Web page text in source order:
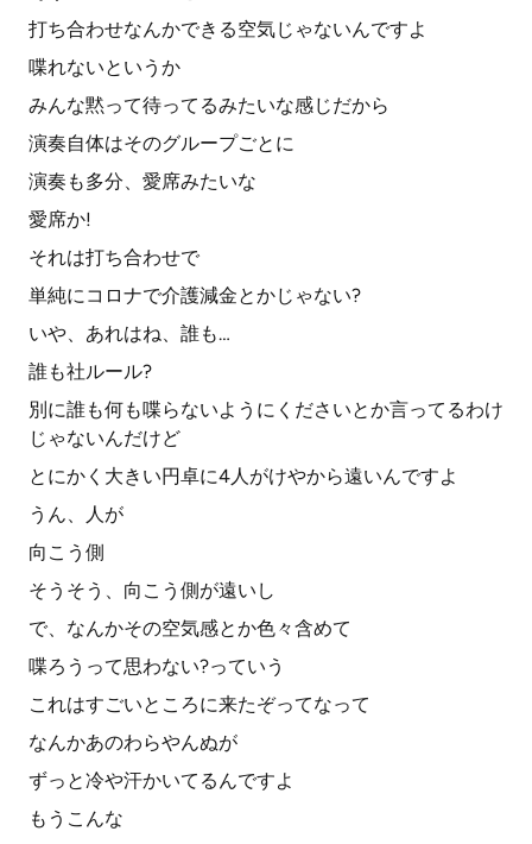
打ち合わせなんかできる空気じゃないんですよ
喋れないというか
みんな黙って待ってるみたいな感じだから
演奏自体はそのグループごとに
演奏も多分、愛席みたいな
愛席か!
それは打ち合わせで
単純にコロナで介護減金とかじゃない?
いや、あれはね、誰も…
誰も社ルール?
別に誰も何も喋らないようにくださいとか言ってるわけ
じゃないんだけど
とにかく大きい円卓に4人がけやから遠いんですよ
うん、人が
向こう側
そうそう、向こう側が遠いし
で、なんかその空気感とか色々含めて
喋ろうって思わない?っていう
これはすごいところに来たぞってなって
なんかあのわらやんぬが
ずっと冷や汗かいてるんですよ
もうこんな